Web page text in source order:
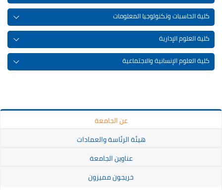
كلية الحاسبات وتكنولوجيا المعلومات
كلية العلوم الإدارية
كلية العلوم الإنسانية والاجتماعية
عن الجامعة
هيئة الرئاسة والعمادات
عناوين الجامعة
خريجون مميزون